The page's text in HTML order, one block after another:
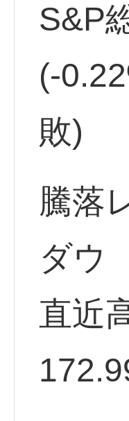
S&P
(-
敗)
騰落
ダ
直近